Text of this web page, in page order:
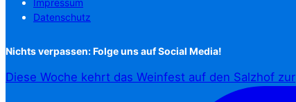
Datenschutz
Nichts verpassen: Folge uns auf Social Media!
Diese Woche kehrt das Weinfest auf den Salzhof zur